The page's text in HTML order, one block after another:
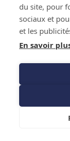
Description
du site, pour
sociaux et
et les
En savoir